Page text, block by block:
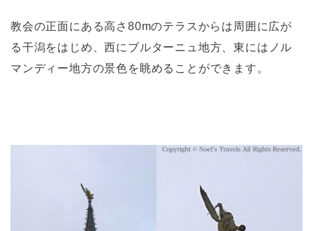
教会の正面にある高さ80mのテラスからは周囲に広が
る干潟をはじめ、西にブルターニュ地方、東にはノル
マンディー地方の景色を眺めることができます。